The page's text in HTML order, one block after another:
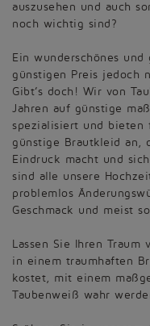
auszusehen und auch
noch wichtig sind?
Ein wunderschönes
günstigen Preis jedoch
Gibt’s doch! Wir von
Jahren auf günstige
spezialisiert und bieten
günstige Brautkleid an,
Eindruck macht und
sind alle unsere
problemlos
Geschmack und meist
Lassen Sie Ihren
in einem traumhaften
kostet, mit einem
Taubenweiß wahr